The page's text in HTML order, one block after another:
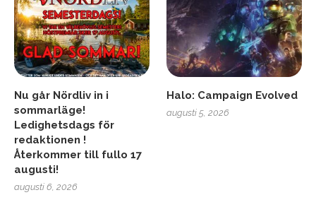
Nu går Nördliv in i
sommarläge!
Ledighetsdags för
redaktionen !
Återkommer till fullo 17
augusti!
augusti 6, 2026
Halo: Campaign Evolved
augusti 5, 2026